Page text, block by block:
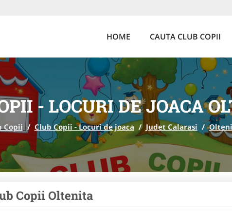
HOME CAUTA CLUB COPII
- LOCURI DE JOACA
Copii / Club Copii - Locuri de joaca / Judet Calarasi /
Copii Oltenita